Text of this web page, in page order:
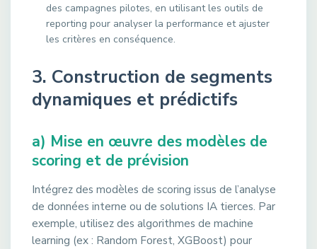
des campagnes pilotes, en utilisant les outils de
reporting pour analyser la performance et ajuster
les critères en conséquence.
3. Construction de segments
dynamiques et prédictifs
a) Mise en œuvre des modèles de
scoring et de prévision
Intégrez des modèles de scoring issus de l’analyse
de données interne ou de solutions IA tierces. Par
exemple, utilisez des algorithmes de machine
learning (ex : Random Forest, XGBoost) pour